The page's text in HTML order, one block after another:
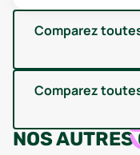
jusqu’à 120 Hz
garantit une fluidité
défilement des pages
luminosité de pointe
une lisibilité
La différence ne se
Comparez
Comparez
NOS AUTRES